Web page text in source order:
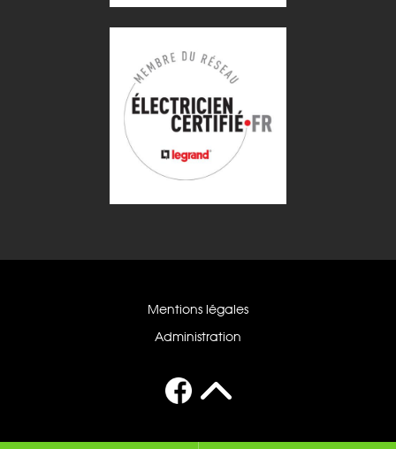
Mentions légales
Administration